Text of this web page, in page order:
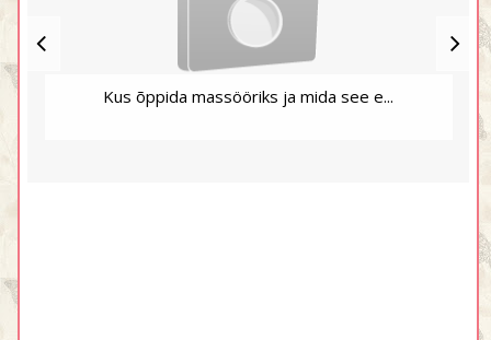
Kus õppida massööriks ja mida see e...